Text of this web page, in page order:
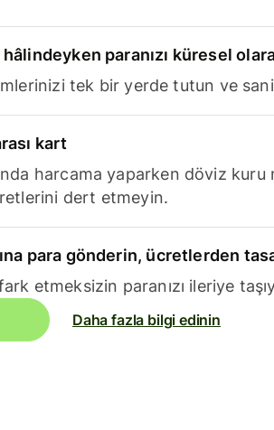
paranızı küresel
tek bir yerde tutun ve
kart
harcama yaparken döviz kuru
dert etmeyin.
para gönderin, ücretlerden
etmeksizin paranızı ileriye
Daha fazla bilgi edinin